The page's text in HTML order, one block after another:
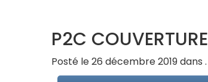
P2C COUVERTURE
Posté le 26 décembre 2019 dans .